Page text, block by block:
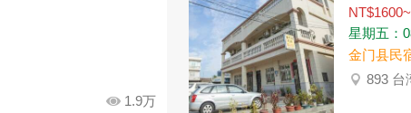
1.9万
星期五：
金门县民
893 台